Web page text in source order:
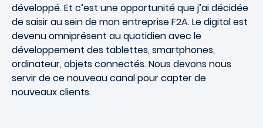
développé. Et c’est une opportunité que j’ai décidée
de saisir au sein de mon entreprise F2A. Le digital est
devenu omniprésent au quotidien avec le
développement des tablettes, smartphones,
ordinateur, objets connectés. Nous devons nous
servir de ce nouveau canal pour capter de
nouveaux clients.